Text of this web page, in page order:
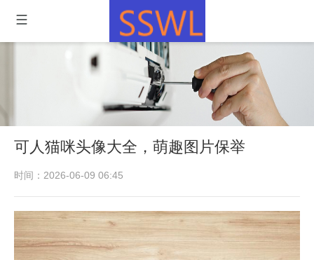
可人猫咪头像大全，萌趣图片保举
时间：2026-06-09 06:45